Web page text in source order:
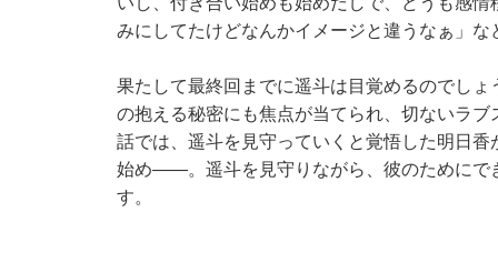
みにしてたけどなんかイメージと違うなぁ」
果たして最終回までに遥斗は目覚めるのでし
の抱える秘密にも焦点が当てられ、切ないラ
話では、遥斗を見守っていくと覚悟した明日
始め――。遥斗を見守りながら、彼のためにで
す。